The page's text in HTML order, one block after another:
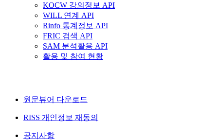
KOCW 강의정보 API
WILL 연계 API
Rinfo 통계정보 API
FRIC 검색 API
SAM 분석활용 API
활용 및 참여 현황
원문뷰어 다운로드
RISS 개인정보 재동의
공지사항